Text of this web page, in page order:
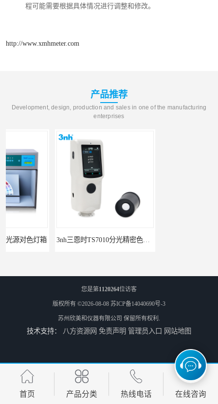
程可能需要根据具体情况进行调整和修改。
http://www.xmhmeter.com
产品推荐
Development, design, production and sales in one of the manufacturing
enterprises
3nh三恩时TS7010分光精密色差仪 3nh三恩时基础版色差宝CR1
TS8210小型台式分光测色仪 3nh三恩时电脑色差仪NH310 便携式精密色差仪
您是第1120264位访客
版权所有 ©2026-08-08 苏ICP备14040690号-3
苏州欣美和仪器有限公司 保留所有权利.
技术支持： 八方资源网 免责声明 管理员入口 网站地图
首页 产品分类 热线电话 在线咨询